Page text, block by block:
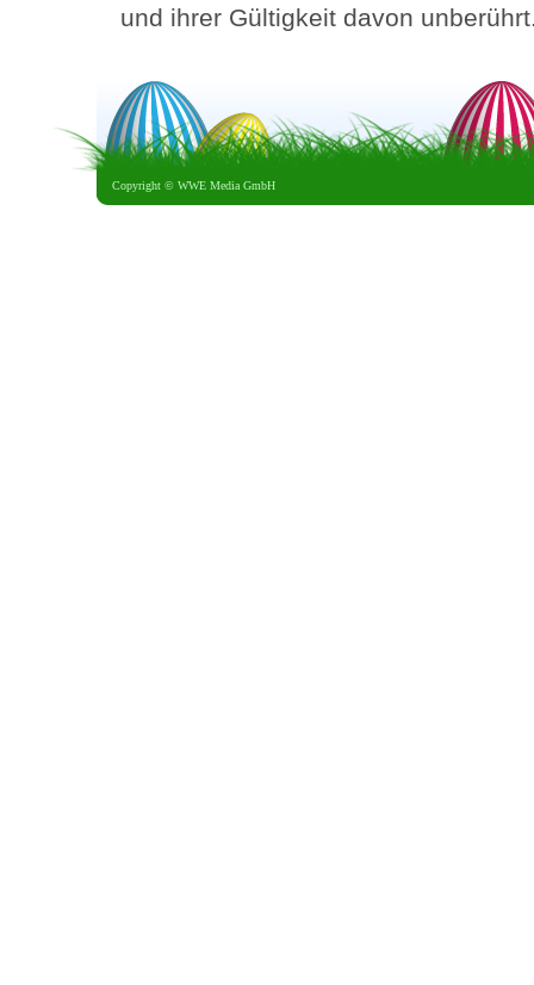
und ihrer Gültigkeit davon
Copyright © WWE Media GmbH